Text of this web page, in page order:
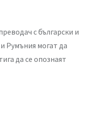
с български и
Румъния могат да
да се опознаят